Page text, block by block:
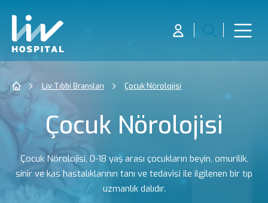
Liv Tıbbi Branşları Çocuk Nörolojisi
Çocuk Nörolojisi
Çocuk Nörolojisi, 0-18 yaş arası çocukların beyin, omurilik,
sinir ve kas hastalıklarının tanı ve tedavisi ile ilgilenen bir tıp
uzmanlık dalıdır.